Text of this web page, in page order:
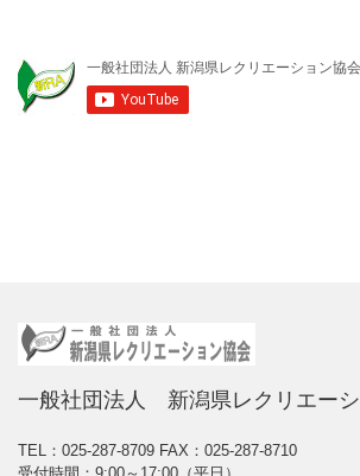
一般社団法人 新潟県レクリエー
TEL：025-287-8709 FAX：025-287-8710